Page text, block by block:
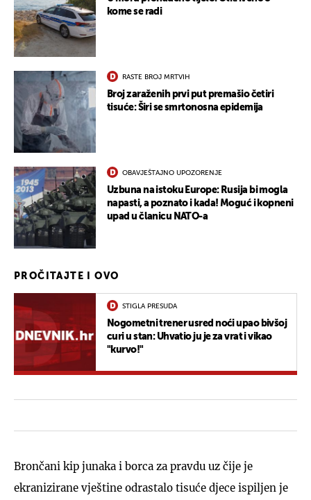
kome se radi
RASTE BROJ MRTVIH
Broj zaraženih prvi put premašio četiri
tisuće: Širi se smrtonosna epidemija
OBAVJEŠTAJNO UPOZORENJE
Uzbuna na istoku Europe: Rusija bi mogla
napasti, a poznato i kada! Moguć i kopneni
upad u članicu NATO-a
PROČITAJTE I OVO
STIGLA PRESUDA
Nogometni trener usred noći upao bivšoj
curi u stan: Uhvatio ju je za vrat i vikao
"kurvo!"
Brončani kip junaka i borca za pravdu uz čije je
ekranizirane vještine odrastalo tisuće djece ispiljen je